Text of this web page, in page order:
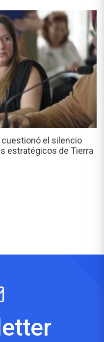
cuestionó el silencio
estratégicos de Tierra